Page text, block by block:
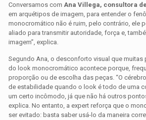
Conversamos comAna Villega, consultora
em arquétipos de imagem, para entender o
monocromático não é ruim, pelo contrário, ele
aliado para transmitir autoridade, força e,
imagem”, explica.
Segundo Ana, o desconforto visual que muitas
do look monocromático acontece porque,
proporção ou de escolha das peças. “O
de estabilidade quando o look é todo de uma
um certo incômodo, já que não há outros
explica. No entanto, a expert reforça que o
ser evitado: basta saber usá-lo da maneira